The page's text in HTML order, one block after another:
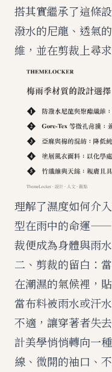
搭其實繼承了這條
潑水的尼龍、透氣
維，並在剪裁上尋
理解了濕度如何介
型在雨中的命運——
裁便成為身體與雨
二、剪裁的留白：
在潮濕的氣候裡，
當布料被雨水或汗
不適，讓穿著者失
計美學悄悄轉向一
線、微開的袖口、